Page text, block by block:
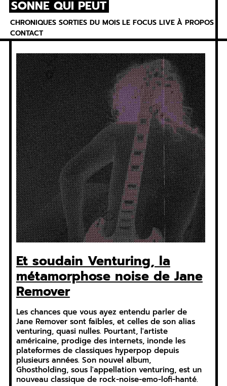
Skip
content
SONNE QUI PEUT
CHRONIQUES SORTIES DU MOIS LE FOCUS LIVE À PROPOS
CONTACT
Et soudain Venturing, la
métamorphose noise de Jane
Remover
Les chances que vous ayez entendu parler de
Jane Remover sont faibles, et celles de son alias
venturing, quasi nulles. Pourtant, l'artiste
américaine, prodige des internets, inonde les
plateformes de classiques hyperpop depuis
plusieurs années. Son nouvel album,
Ghostholding, sous l'appellation venturing, est un
nouveau classique de rock-noise-emo-lofi-hanté.